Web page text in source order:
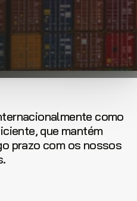
como
que mantém
prazo com os nossos